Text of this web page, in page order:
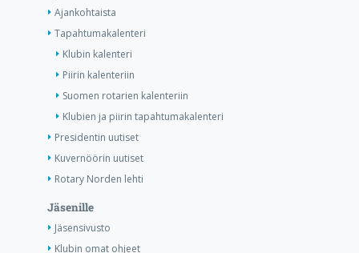
Ajankohtaista
Tapahtumakalenteri
Klubin kalenteri
Piirin kalenteriin
Suomen rotarien kalenteriin
Klubien ja piirin tapahtumakalenteri
Presidentin uutiset
Kuvernöörin uutiset
Rotary Norden lehti
Jäsenille
Jäsensivusto
Klubin omat ohjeet